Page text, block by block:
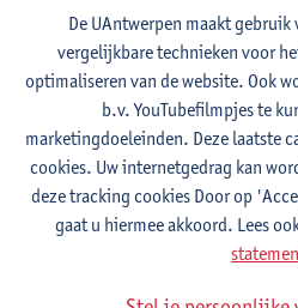
Accountancy
1E/2E SEM
6studiepunten
Lesgever(s):
Tom Van Caneghem
Domein 6. Kwantitatieve
Beschrijvende statistiek en
2E SEM
3studiepunten
Stephan Van der
De UAntwerpen maakt gebruik
vergelijkbare technieken voor
optimaliseren van de website. Ook
b.v. YouTubefilmpjes te
marketingdoeleinden. Deze laatste
cookies. Uw internetgedrag kan
deze tracking cookies Door op
gaat u hiermee akkoord. Lees